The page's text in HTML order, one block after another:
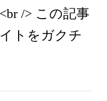
/> この記事
トをガクチ